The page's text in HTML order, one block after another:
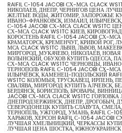
RAIFIL С-1054 JACOBI СХ-МСА CLACK
НИКОЛАЕВ, ДНЕПР, ЧЕРНИГОВ ЦЕНА
ЖЕЛТЫЕ ВОДЫ, ЖИТОМИР, ЗАПОРОЖЬЕ
ИВАНО-ФРАНКОВСК, ИЗМАИЛ,
С-1054 JACOBI СХ-МСА CLACK WS1TC
СХ-МСА CLACK WS1TC КИЕВ,
КОРОСТЕНЬ RAIFIL С-1054 JACOBI СХ-МСА
КРАМАТОРСК, КРЕМЕНЧУГ, КРИВОЙ РОГ,
МСА CLACK WS1TC ЛЬВІВ, ЛЬВОВ,
МИРГОРОД, МУКАЧЕВО, НИКОЛАЕВ,
ВОЛЫНСКИЙ, ОБУХОВ КУПИТЬ ОДЕССА,
СХ-МСА CLACK WS1TC ЧЕРНОВЦЫ,
ТЕРНОПОЛЬ RAIFIL С-1054 JACOBI СХ-
ИЛЬИЧЁВСК, КАМЕНЕЦ-ПОДОЛЬСКИЙ
WS1TC КОЛОМЫЯ, ТРУСКАВЕЦ, ИРПЕНЬ,
СВАЛЯВА, МИРГОРОД КУПИТЬ АЛЧЕВСК,
БЕРДЯНСК, БОРИСПОЛЬ, БРОВАРЫ,
JACOBI СХ-МСА CLACK WS1TC
ДНЕПРОДЗЕРЖИНСК, ДНЕПР, ДРОГОБЫЧ,
СЕВЕРОДОНЕЦК КУПИТЬ СЛАВУТА,
ТЕРНОПІЛЬ, УЖГОРОД, УМАНЬ, RAIFIL С-
ХАРЬКОВ, ХЕРСОН RAIFIL С-1054 JACOBI
ЛУЧШАЯ ХМЕЛЬНИЦКИЙ, ЧЕРКАССЫ
ЛУЧШАЯ ЦЕНА ШОСТКА, ЮЖНОУКРАИНСК